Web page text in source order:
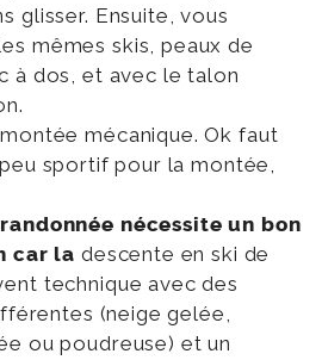
glisser. Ensuite, vous
mêmes skis, peaux de
à dos, et avec le talon
mécanique. Ok faut
sportif pour la montée,
nécessite un bon
car la descente en ski de
technique avec des
(neige gelée,
ou poudreuse) et un